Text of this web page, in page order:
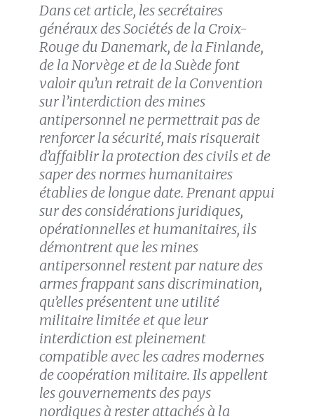
Dans cet article, les secrétaires
généraux des Sociétés de la Croix-
Rouge du Danemark, de la Finlande,
de la Norvège et de la Suède font
valoir qu’un retrait de la Convention
sur l’interdiction des mines
antipersonnel ne permettrait pas de
renforcer la sécurité, mais risquerait
d’affaiblir la protection des civils et de
saper des normes humanitaires
établies de longue date. Prenant appui
sur des considérations juridiques,
opérationnelles et humanitaires, ils
démontrent que les mines
antipersonnel restent par nature des
armes frappant sans discrimination,
qu’elles présentent une utilité
militaire limitée et que leur
interdiction est pleinement
compatible avec les cadres modernes
de coopération militaire. Ils appellent
les gouvernements des pays
nordiques à rester attachés à la